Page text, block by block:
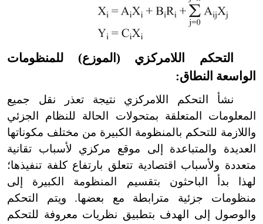
التحكم اللامركزي (الموزع) للمنظومات
الواسعة النطاق:
نشأ التحكم اللامركزي نتيجة تعذر نقل جميع
المعلومات المتعلقة بمتحولات الحالة للنظام الجزئي
واللازمة للتحكم بالمنظومة الكبيرة من مختلف مكوناتها
العديدة والمتباعدة إلى موقع مركزي لأسباب تقانية
متعددة ولأسباب اقتصادية تتعلق بارتفاع كلفة تنفيذها؛
لهذا بدأ الباحثون بتقسيم المنظومة الكبيرة إلى
منظومات جزئية مترابطة مع بعضها. ويتم التحكم
والوصول إلى الهدف بتطبيق نظريات معروفة للتحكم